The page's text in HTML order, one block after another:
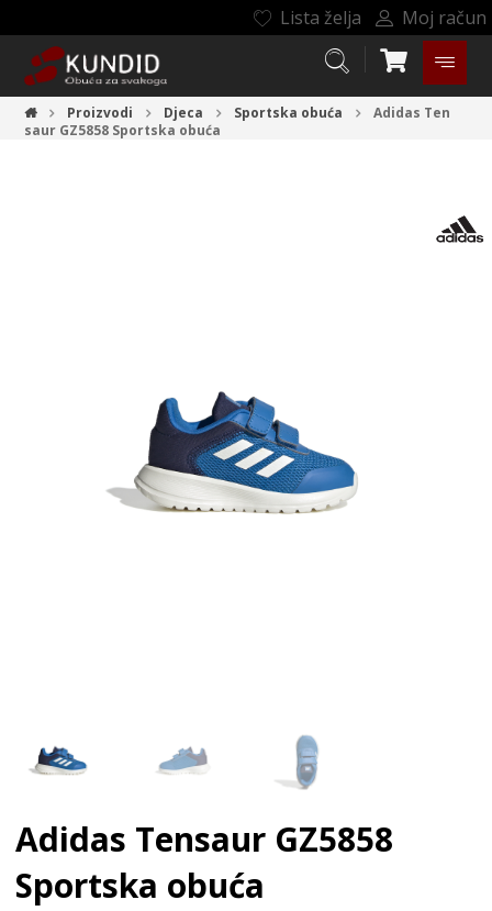
Lista želja Moj račun
Proizvodi Djeca Sportska obuća
Adidas Ten
saur GZ5858 Sportska obuća
Adidas Tensaur GZ5858
Sportska obuća